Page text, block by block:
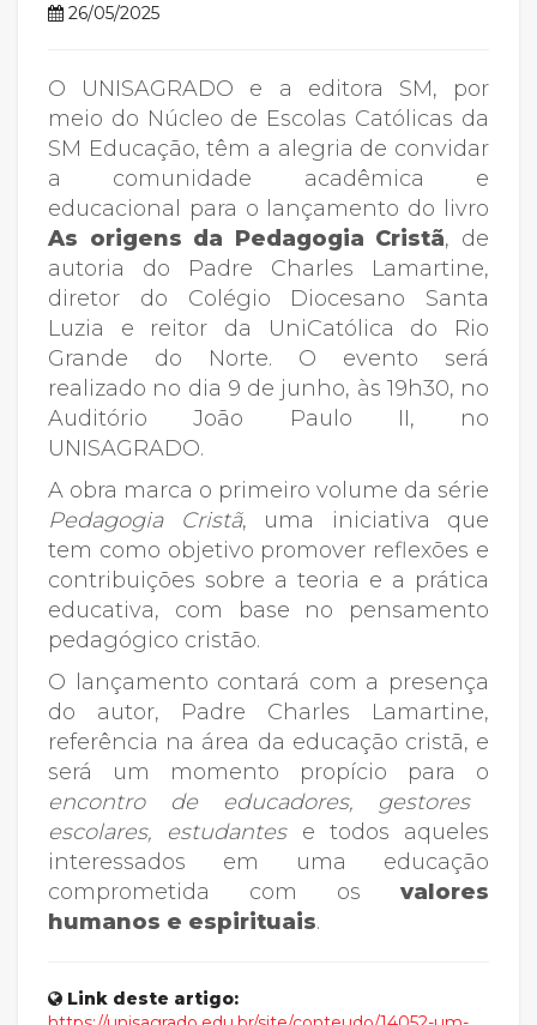
26/05/2025
O UNISAGRADO e a editora SM, por
meio do Núcleo de Escolas Católicas da
SM Educação, têm a alegria de convidar
a comunidade acadêmica e
educacional para o lançamento do livro
As origens da Pedagogia Cristã, de
autoria do Padre Charles Lamartine,
diretor do Colégio Diocesano Santa
Luzia e reitor da UniCatólica do Rio
Grande do Norte. O evento será
realizado no dia 9 de junho, às 19h30, no
Auditório João Paulo II, no
UNISAGRADO.
A obra marca o primeiro volume da série
Pedagogia Cristã, uma iniciativa que
tem como objetivo promover reflexões e
contribuições sobre a teoria e a prática
educativa, com base no pensamento
pedagógico cristão.
O lançamento contará com a presença
do autor, Padre Charles Lamartine,
referência na área da educação cristã, e
será um momento propício para o
encontro de educadores, gestores
escolares, estudantese todos aqueles
interessados em uma educação
comprometida com os valores
humanos e espirituais.
Link deste artigo: